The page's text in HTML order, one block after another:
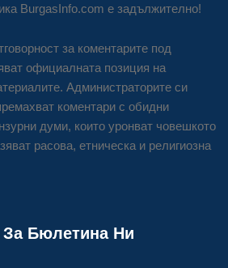
BurgasInfo.com е задължително!
за коментарите под
официалната позиция на
Администраторите си
коментари с обидни
думи, които уронват човешкото
расова, етническа и религиозна
За Бюлетина Ни